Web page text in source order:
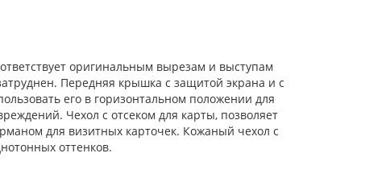
Силиконовый чехол
Carboniferous для
Vivo Y36 4G зеленый
оригинальным вырезам и выступам
Передняя крышка с защитой экрана и с
его в горизонтальном положении для
Чехол с отсеком для карты, позволяет
для визитных карточек. Кожаный чехол с
оттенков.